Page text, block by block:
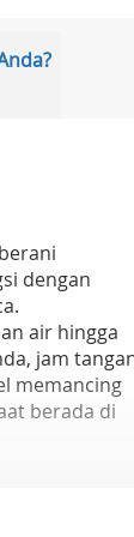
dengan
air hingga
jam
memancing
berada di